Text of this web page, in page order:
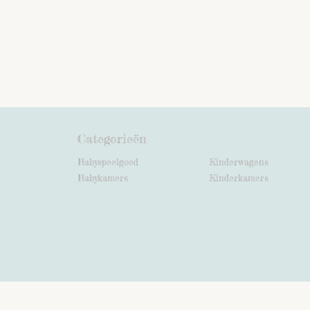
Categorieën
Babyspeelgoed
Babykamers
Kinderwagens
Kinderkamers